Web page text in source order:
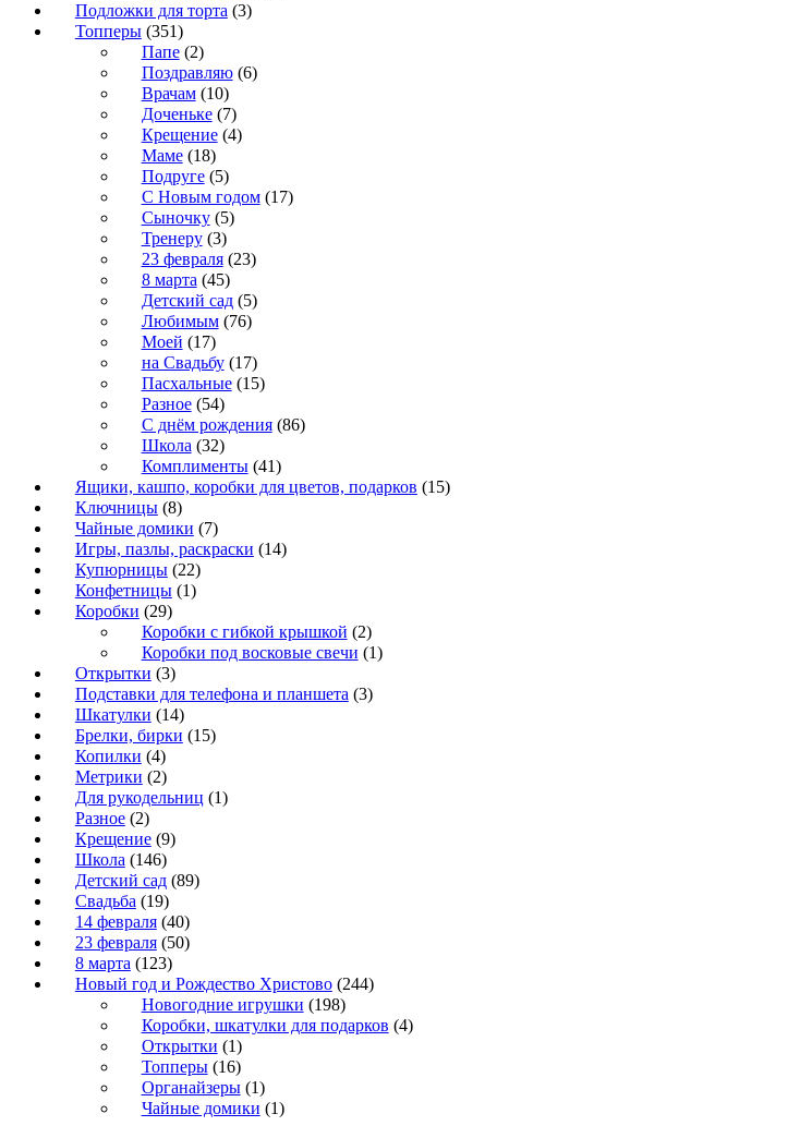
Подложки для торта (3)
Топперы (351)
Папе (2)
Поздравляю (6)
Врачам (10)
Доченьке (7)
Крещение (4)
Маме (18)
Подруге (5)
С Новым годом (17)
Сыночку (5)
Тренеру (3)
23 февраля (23)
8 марта (45)
Детский сад (5)
Любимым (76)
Моей (17)
на Свадьбу (17)
Пасхальные (15)
Разное (54)
С днём рождения (86)
Школа (32)
Комплименты (41)
Ящики, кашпо, коробки для цветов, подарков (15)
Ключницы (8)
Чайные домики (7)
Игры, пазлы, раскраски (14)
Купюрницы (22)
Конфетницы (1)
Коробки (29)
Коробки с гибкой крышкой (2)
Коробки под восковые свечи (1)
Открытки (3)
Подставки для телефона и планшета (3)
Шкатулки (14)
Брелки, бирки (15)
Копилки (4)
Метрики (2)
Для рукодельниц (1)
Разное (2)
Крещение (9)
Школа (146)
Детский сад (89)
Свадьба (19)
14 февраля (40)
23 февраля (50)
8 марта (123)
Новый год и Рождество Христово (244)
Новогодние игрушки (198)
Коробки, шкатулки для подарков (4)
Открытки (1)
Топперы (16)
Органайзеры (1)
Чайные домики (1)